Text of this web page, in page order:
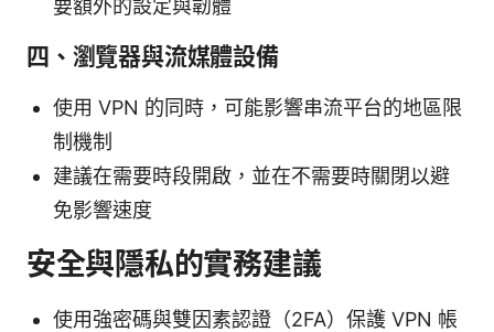
要額外的設定與韌體
四、瀏覽器與流媒體設備
使用 VPN 的同時，可能影響串流平台的地區限
制機制
建議在需要時段開啟，並在不需要時關閉以避
免影響速度
安全與隱私的實務建議
使用強密碼與雙因素認證（2FA）保護 VPN 帳